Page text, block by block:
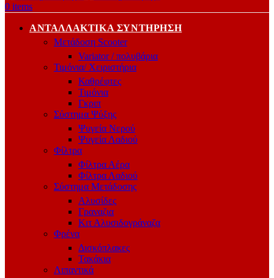
0 items
ΑΝΤΑΛΛΑΚΤΙΚΆ ΣΥΝΤΉΡΗΣΗ
Μετάδοση Scooter
Variator / πολυβάρια
Τιμόνια/ Χειριστήρια
Καθρέφτες
Τιμόνια
Γκριπ
Σύστημα Ψύξης
Ψυγεία Νερού
Ψυγεία Λαδιού
Φίλτρα
Φίλτρα Αέρα
Φίλτρα Λαδιού
Σύστημα Μετάδοσης
Αλυσίδες
Γραναζια
Κιτ Αλυσιδογράναζα
Φρένα
Δισκόπλακες
Τακάκια
Λιπαντικά